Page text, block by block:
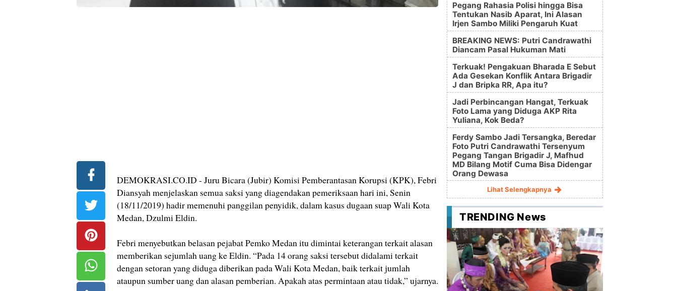
DEMOKRASI.CO.ID - Juru Bicara (Jubir) Komisi Pemberantasan Korupsi (KPK), Febri
Diansyah menjelaskan semua saksi yang diagendakan pemeriksaan hari ini, Senin
(18/11/2019) hadir memenuhi panggilan penyidik, dalam kasus dugaan suap Wali Kota
Medan, Dzulmi Eldin.
Febri menyebutkan belasan pejabat Pemko Medan itu dimintai keterangan terkait alasan
memberikan sejumlah uang ke Eldin. “Pada 14 orang saksi tersebut didalami terkait
dengan setoran yang diduga diberikan pada Wali Kota Medan, baik terkait jumlah
ataupun sumber uang dan alasan pemberian. Apakah atas permintaan atau tidak,” ujarnya.
Pegang Rahasia Polisi hingga Bisa
Tentukan Nasib Aparat, Ini Alasan
Irjen Sambo Miliki Pengaruh Kuat
BREAKING NEWS: Putri Candrawathi
Diancam Pasal Hukuman Mati
Terkuak! Pengakuan Bharada E Sebut
Ada Gesekan Konflik Antara Brigadir
J dan Bripka RR, Apa itu?
Jadi Perbincangan Hangat, Terkuak
Foto Lama yang Diduga AKP Rita
Yuliana, Kok Beda?
Ferdy Sambo Jadi Tersangka, Beredar
Foto Putri Candrawathi Tersenyum
Pegang Tangan Brigadir J, Mafhud
MD Bilang Motif Cuma Bisa Didengar
Orang Dewasa
Lihat Selengkapnya
TRENDING News